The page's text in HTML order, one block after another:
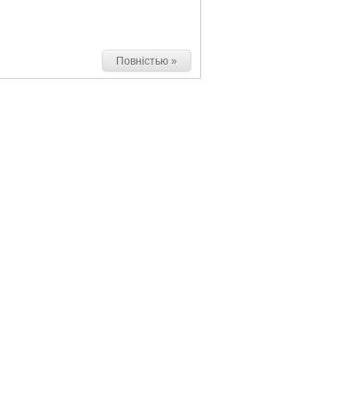
Повністью »